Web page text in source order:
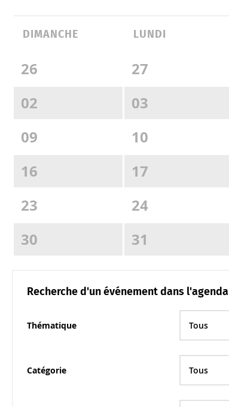
DIMANCHE LUNDI
26 27
02
03
09
10
16
17
23
24
30
31
Recherche d'un événement dans l'agenda
Thématique
Catégorie